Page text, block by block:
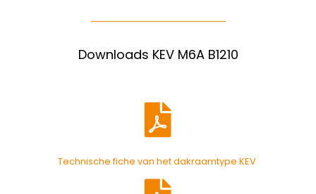
Downloads KEV M6A B1210
Technische fiche van het dakraamtype KEV